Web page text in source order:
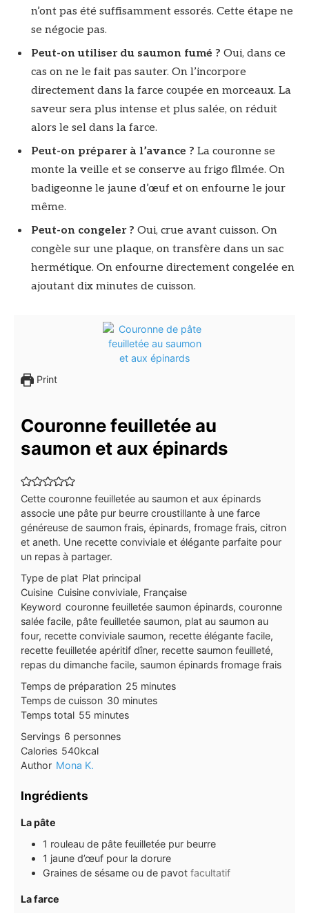
n’ont pas été suffisamment essorés. Cette étape ne
se négocie pas.
Peut-on utiliser du saumon fumé ? Oui, dans ce
cas on ne le fait pas sauter. On l’incorpore
directement dans la farce coupée en morceaux. La
saveur sera plus intense et plus salée, on réduit
alors le sel dans la farce.
Peut-on préparer à l’avance ? La couronne se
monte la veille et se conserve au frigo filmée. On
badigeonne le jaune d’œuf et on enfourne le jour
même.
Peut-on congeler ? Oui, crue avant cuisson. On
congèle sur une plaque, on transfère dans un sac
hermétique. On enfourne directement congelée en
ajoutant dix minutes de cuisson.
Print
Couronne feuilletée au
saumon et aux épinards
Cette couronne feuilletée au saumon et aux épinards
associe une pâte pur beurre croustillante à une farce
généreuse de saumon frais, épinards, fromage frais, citron
et aneth. Une recette conviviale et élégante parfaite pour
un repas à partager.
Type de plat Plat principal
Cuisine Cuisine conviviale, Française
Keyword couronne feuilletée saumon épinards, couronne
salée facile, pâte feuilletée saumon, plat au saumon au
four, recette conviviale saumon, recette élégante facile,
recette feuilletée apéritif dîner, recette saumon feuilleté,
repas du dimanche facile, saumon épinards fromage frais
Temps de préparation 25minutes
minutes
Temps de cuisson 30minutes
minutes
Temps total 55minutes
minutes
Servings 6 personnes
Calories 540kcal
Author Mona K.
Ingrédients
La pâte
1 rouleau de pâte feuilletée pur beurre
1 jaune d’œuf pour la dorure
Graines de sésame ou de pavot facultatif
La farce